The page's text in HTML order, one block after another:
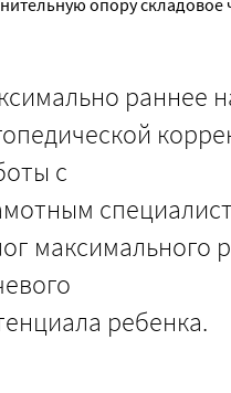
опору складовое
раннее
с
максимального
ребенка.